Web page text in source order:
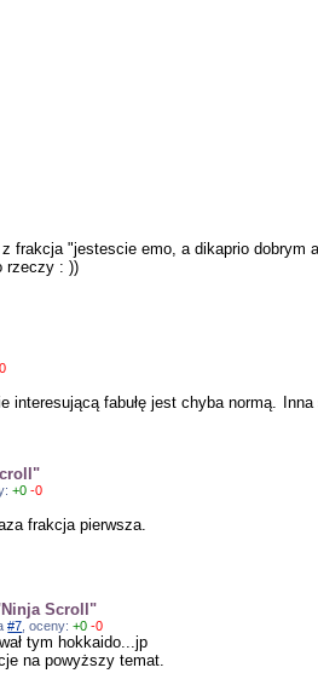
"jestescie emo, a dikaprio dobrym
rzeczy : ))
fabułę jest chyba normą.
+0 -0
frakcja pierwsza.
Scroll"
#7 , oceny:+0 -0
tym hokkaido...jp
na powyższy temat.